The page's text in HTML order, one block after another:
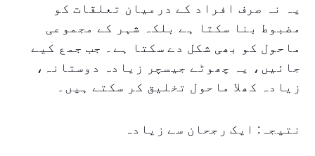
یہ نہ صرف افراد کے درمیان تعلقات کو
مضبوط بنا سکتا ہے بلکہ شہر کے مجموعی
ماحول کو بھی شکل دے سکتا ہے۔ جب جمع کیے
جائیں، یہ چھوٹے جیسچر زیادہ دوستانہ،
زیادہ کھلا ماحول تخلیق کر سکتے ہیں۔
نتیجہ: ایک رجحان سے زیادہ